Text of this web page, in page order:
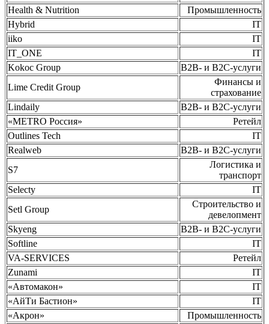
Health & Nutrition
Промышленность
Hybrid
IT
iiko
IT
IT_ONE
IT
Kokoc Group
B2B- и B2C-услуги
Lime Credit Group
Финансы и
страхование
Lindaily
B2B- и B2C-услуги
«METRO Россия»
Ретейл
Outlines Tech
IT
Realweb
B2B- и B2C-услуги
S7
Логистика и
транспорт
Selecty
IT
Setl Group
Строительство и
девелопмент
Skyeng
B2B- и B2C-услуги
Softline
IT
VA-SERVICES
Ретейл
Zunami
IT
«Автомакон»
IT
«АйТи Бастион»
IT
«Акрон»
Промышленность